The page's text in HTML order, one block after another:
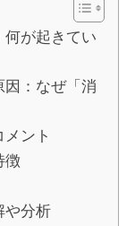
何が起きてい
因：なぜ「消
ント
徴
や分析